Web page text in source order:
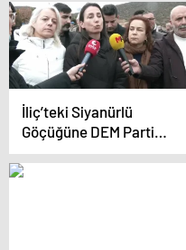
kayıp
İliç’teki Siyanürlü
Göçüğüne DEM Parti
Heyeti Alınmadı